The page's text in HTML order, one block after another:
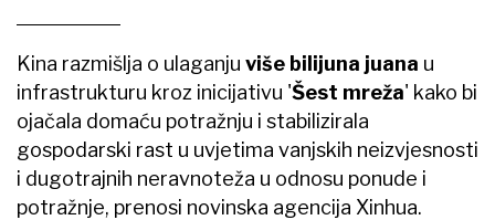
Kina razmišlja o ulaganju više bilijuna juana u
infrastrukturu kroz inicijativu 'Šest mreža' kako bi
ojačala domaću potražnju i stabilizirala
gospodarski rast u uvjetima vanjskih neizvjesnosti
i dugotrajnih neravnoteža u odnosu ponude i
potražnje, prenosi novinska agencija Xinhua.